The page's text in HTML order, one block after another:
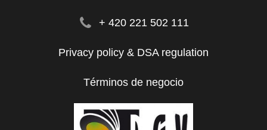
+ 420 221 502 111
Privacy policy & DSA regulation
Términos de negocio